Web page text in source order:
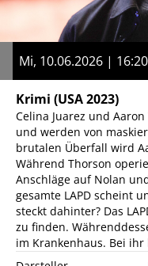
Mi, 10.06.2026 |
Krimi (USA 2023)
Celina Juarez und
und werden von
brutalen Überfall wird
Während Thorson
Anschläge auf Nolan
gesamte LAPD scheint
steckt dahinter? Das
zu finden.
im Krankenhaus. Bei